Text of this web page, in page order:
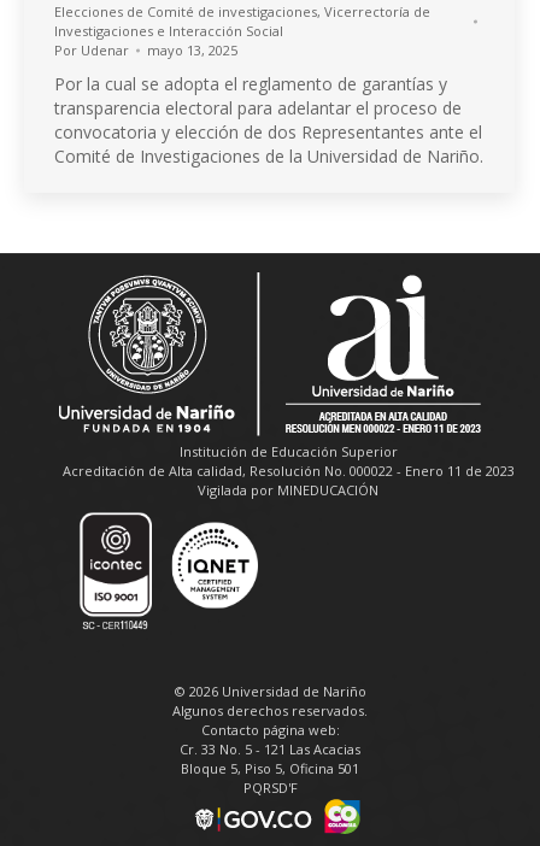
Elecciones de Comité de investigaciones, Vicerrectoría de
Investigaciones e Interacción Social
Por Udenar mayo 13, 2025
Por la cual se adopta el reglamento de garantías y
transparencia electoral para adelantar el proceso de
convocatoria y elección de dos Representantes ante el
Comité de Investigaciones de la Universidad de Nariño.
Institución de Educación Superior
Acreditación de Alta calidad, Resolución No. 000022 - Enero 11 de 2023
Vigilada por MINEDUCACIÓN
© 2026 Universidad de Nariño
Algunos derechos reservados.
Contacto página web:
Cr. 33 No. 5 - 121 Las Acacias
Bloque 5, Piso 5, Oficina 501
PQRSD'F